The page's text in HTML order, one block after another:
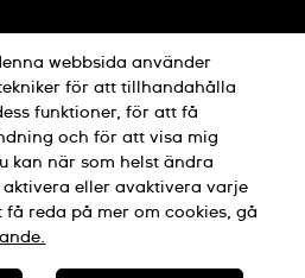
Cookie Notice
Villkor
webbsida använder
för att tillhandahålla
funktioner, för att få
och för att visa mig
kan när som helst ändra
eller avaktivera varje
reda på mer om cookies, gå